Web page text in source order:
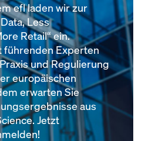
efl laden wir zur
Less
Retail“ ein.
führenden Experten
und Regulierung
europäischen
erwarten Sie
aus
Jetzt